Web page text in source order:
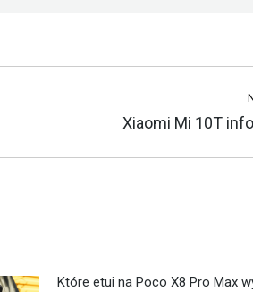
Xiaomi Mi 10T
Które etui na Poco X8 Pro Max